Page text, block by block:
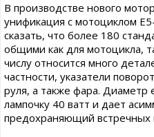
В производстве нового
унификация с мотоциклом
сказать, что более 180
общими как для мотоцикла,
числу относится много
частности, указатели
руля, а также фара.
лампочку 40 ватт и дает
предохраняющий встречных